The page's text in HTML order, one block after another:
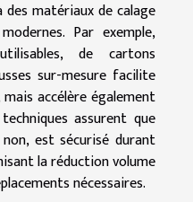
matériaux de calage
Par exemple,
de cartons
sur-mesure facilite
accélère également
assurent que
est sécurisé durant
la réduction volume
nécessaires.